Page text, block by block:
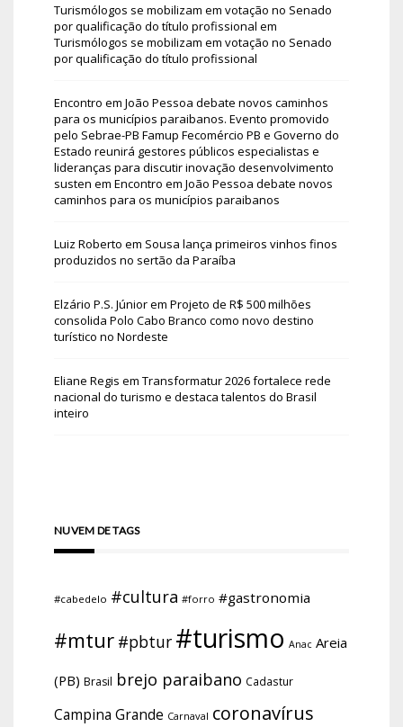
Turismólogos se mobilizam em votação no Senado
por qualificação do título profissional em
Turismólogos se mobilizam em votação no Senado
por qualificação do título profissional
Encontro em João Pessoa debate novos caminhos
para os municípios paraibanos. Evento promovido
pelo Sebrae-PB Famup Fecomércio PB e Governo do
Estado reunirá gestores públicos especialistas e
lideranças para discutir inovação desenvolvimento
susten em Encontro em João Pessoa debate novos
caminhos para os municípios paraibanos
Luiz Roberto em Sousa lança primeiros vinhos finos
produzidos no sertão da Paraíba
Elzário P.S. Júniorem Projeto de R$ 500 milhões
consolida Polo Cabo Branco como novo destino
turístico no Nordeste
Eliane Regis em Transformatur 2026 fortalece rede
nacional do turismo e destaca talentos do Brasil
inteiro
NUVEM DE TAGS
#cabedelo #cultura #forro #gastronomia
#mtur #pbtur #turismo Anac Areia
(PB) Brasil brejo paraibano Cadastur
Campina Grande Carnaval coronavírus